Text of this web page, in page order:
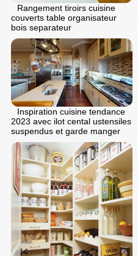
Rangement tiroirs cuisine
couverts table organisateur
bois separateur
Inspiration cuisine tendance
2023 avec ilot cental ustensiles
suspendus et garde manger